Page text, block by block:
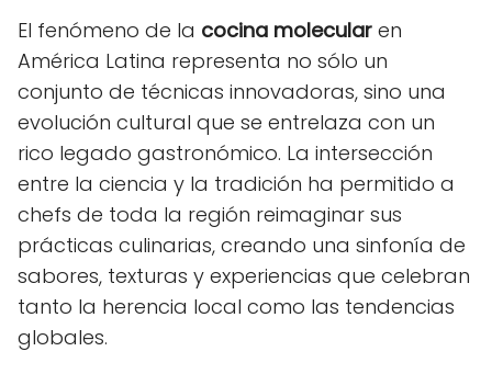
El fenómeno de la cocina molecular en
América Latina representa no sólo un
conjunto de técnicas innovadoras, sino una
evolución cultural que se entrelaza con un
rico legado gastronómico. La intersección
entre la ciencia y la tradición ha permitido a
chefs de toda la región reimaginar sus
prácticas culinarias, creando una sinfonía de
sabores, texturas y experiencias que celebran
tanto la herencia local como las tendencias
globales.